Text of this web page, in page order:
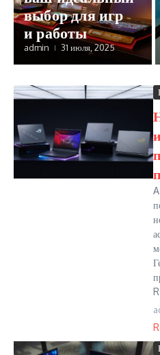
выбор для игр
и работы
admin 31 июля, 2025